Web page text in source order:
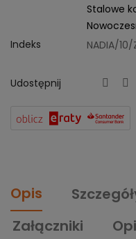
Stalowe
Indeks
NADIA/10/
Udostępnij
Opis
Załączniki